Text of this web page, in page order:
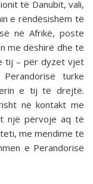
të Danubit, vali,
e rëndësishëm të
në Afrikë, poste
me dëshirë dhe të
tij – për dyzet vjet
turke
e tij të drejtë.
në kontakt me
një përvoje aq të
me mendime të
e Perandorisë